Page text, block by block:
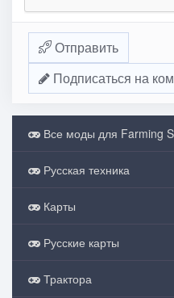
Отправить
Подписаться на
Все моды для Farming
Русская техника
Карты
Русские карты
Трактора